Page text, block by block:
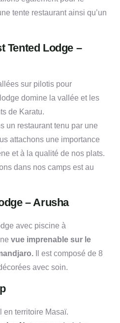
tente restaurant ainsi qu’un
Tented Lodge –
sur pilotis pour
domine la vallée et les
de Karatu.
un restaurant tenu par une
attachons une importance
et à la qualité de nos plats.
dans nos camps est au
– Arusha
avec piscine à
vue imprenable sur le
Il est composé de 8
avec soin.
en territoire Masaï.